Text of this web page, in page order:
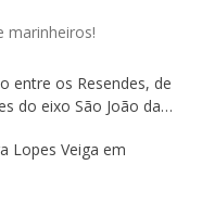
marinheiros!
entre os Resendes, de
do eixo São João da…
Lopes Veiga em